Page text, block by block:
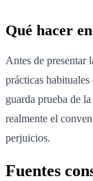
Qué hacer
Antes de presentar
prácticas
guarda prueba de
realmente el
perjuicios.
Fuentes